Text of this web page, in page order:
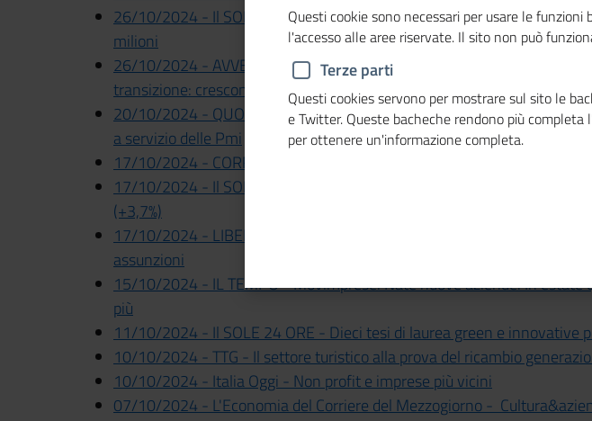
26/10/2024 - Il SOLE 24 ORE - L'economia verde genera lavoro:
milioni
26/10/2024 - AVVENIRE - Rapporto GreenItaly. L'Italia accelera sulla
transizione: crescono ecoinvestimenti e riciclo
20/10/2024 - QUOTIDIANO NAZIONALE - Unioncamere, nuove
a servizio delle Pmi
17/10/2024 - CORRIERE DELLA SERA - Unioncamere: 489mila assunti
17/10/2024 - Il SOLE 24 ORE - Excelsior, a ottobre previste 489mila
(+3,7%)
17/10/2024 - LIBERO QUOTIDIANO - Unioncamere, a ottobre previste
assunzioni
15/10/2024 - IL TEMPO - Movimprese. Nate nuove aziende. In estate
più
11/10/2024 - Il SOLE 24 ORE - Dieci tesi di laurea green e innovative
10/10/2024 - TTG - Il settore turistico alla prova del ricambio
10/10/2024 - Italia Oggi - Non profit e imprese più vicini
07/10/2024 - L'Economia del Corriere del Mezzogiorno -
Questi cookie sono necessari per usare le
l'accesso alle aree riservate. Il sito non può
Terze parti
Questi cookies servono per mostrare sul sito le
e Twitter. Queste bacheche rendono più
per ottenere un'informazione completa.